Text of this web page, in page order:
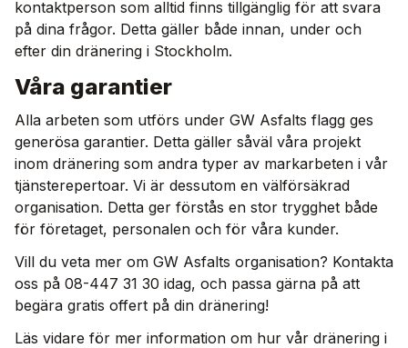
kontaktperson som alltid finns tillgänglig för att svara
på dina frågor. Detta gäller både innan, under och
efter din dränering i Stockholm.
Våra garantier
Alla arbeten som utförs under GW Asfalts flagg ges
generösa garantier. Detta gäller såväl våra projekt
inom dränering som andra typer av markarbeten i vår
tjänsterepertoar. Vi är dessutom en välförsäkrad
organisation. Detta ger förstås en stor trygghet både
för företaget, personalen och för våra kunder.
Vill du veta mer om GW Asfalts organisation? Kontakta
oss på 08-447 31 30 idag, och passa gärna på att
begära gratis offert på din dränering!
Läs vidare för mer information om hur vår dränering i